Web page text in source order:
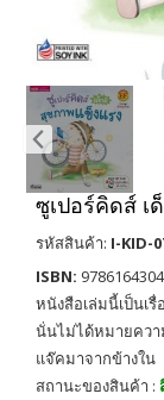
ซูเปอร์คิดส์ เ
รหัสสินค้า: I-KID-
ISBN:
หนังสือเล่มนี้เป็นเ
นั่นไม่ได้หมายควา
แจ๊คมาจากข้างใน
สถานะของสินค้า :